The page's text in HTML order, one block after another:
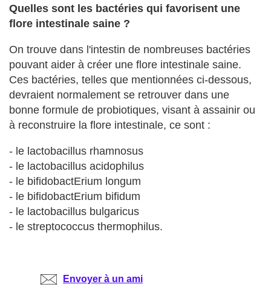
Quelles sont les bactéries qui favorisent une
flore intestinale saine ?
On trouve dans l'intestin de nombreuses bactéries
pouvant aider à créer une flore intestinale saine.
Ces bactéries, telles que mentionnées ci-dessous,
devraient normalement se retrouver dans une
bonne formule de probiotiques, visant à assainir ou
à reconstruire la flore intestinale, ce sont :
- le lactobacillus rhamnosus
- le lactobacillus acidophilus
- le bifidobactErium longum
- le bifidobactErium bifidum
- le lactobacillus bulgaricus
- le streptococcus thermophilus.
Envoyer à un ami